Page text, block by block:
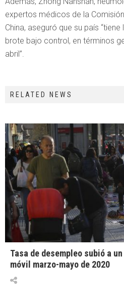
expertos médicos de la
China, aseguró que su país
brote bajo control, en términos
abril”.
RELATED NEWS
Tasa de desempleo subió a
móvil marzo-mayo de 2020